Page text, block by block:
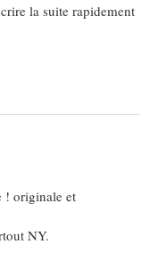
la suite rapidement
! originale et
NY.